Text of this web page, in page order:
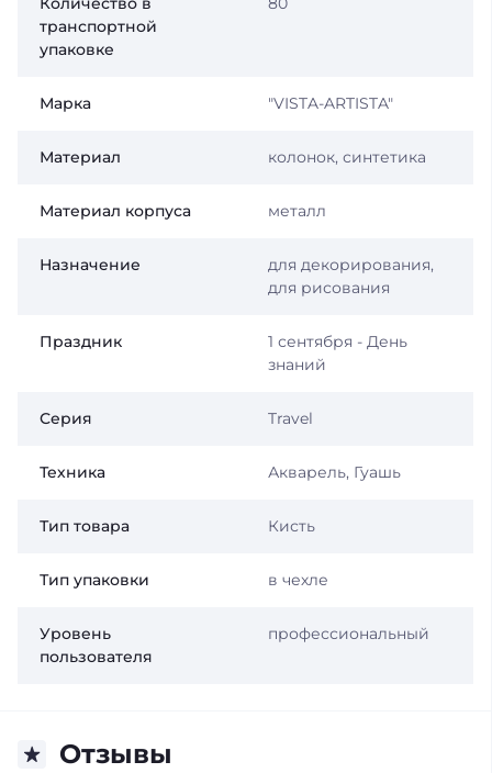
транспортной
упаковке
Марка "VISTA-ARTISTA"
Материал колонок, синтетика
Материал корпуса металл
Назначение
для декорирования,
для рисования
Праздник
1 сентября - День
знаний
Серия Travel
Техника Акварель, Гуашь
Тип товара Кисть
Тип упаковки в чехле
Уровень
пользователя
профессиональный
Отзывы